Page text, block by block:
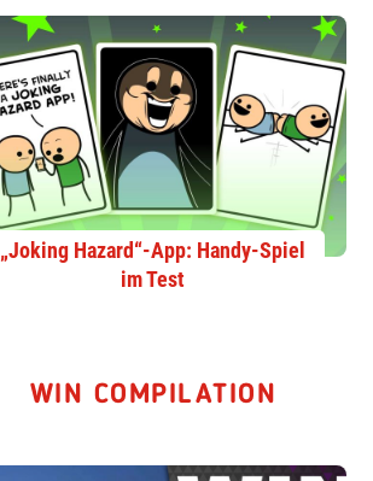
„Joking Hazard“-App: Handy-Spiel
im Test
WIN COMPILATION